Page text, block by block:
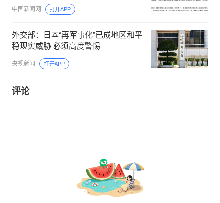
中国新闻网 打开APP
外交部：日本“再军事化”已成地区和平
稳现实威胁 必须高度警惕
央视新闻 打开APP
评论